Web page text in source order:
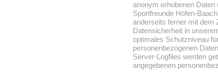
anonym erhobenen
Sportfreunde Höfen-
anderseits ferner mit dem
Datensicherheit in
optimales Schutzniveau
personenbezogenen
Server-Logfiles werden
angegebenen